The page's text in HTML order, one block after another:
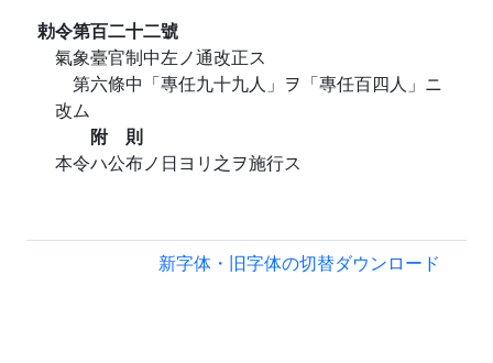
勅令第百二十二號
氣象臺官制中左ノ通改正ス
第六條中「專任九十九人」ヲ「專任百四人」ニ
改ム
附 則
本令ハ公布ノ日ヨリ之ヲ施行ス
新字体・旧字体の切替ダウンロード